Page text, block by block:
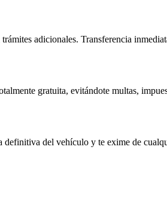
adicionales. Transferencia
gratuita, evitándote multas,
del vehículo y te exime de